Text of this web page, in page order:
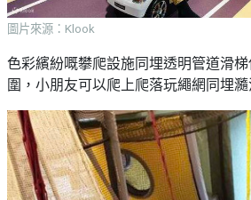
圖片來源：Klook
色彩繽紛嘅攀爬設施同埋透明管道滑
圍，小朋友可以爬上爬落玩繩網同埋